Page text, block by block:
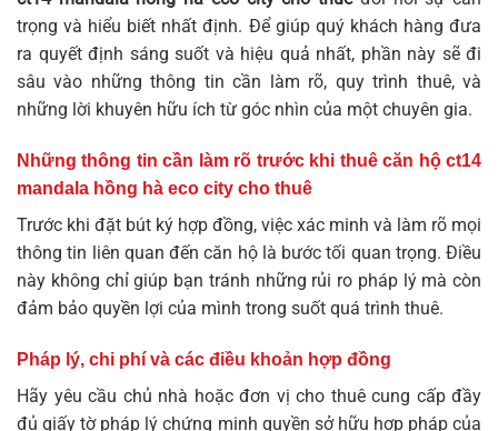
trọng và hiểu biết nhất định. Để giúp quý khách hàng đưa
ra quyết định sáng suốt và hiệu quả nhất, phần này sẽ đi
sâu vào những thông tin cần làm rõ, quy trình thuê, và
những lời khuyên hữu ích từ góc nhìn của một chuyên gia.
Những thông tin cần làm rõ trước khi thuêcăn hộ ct14
mandala hồng hà eco city cho thuê
Trước khi đặt bút ký hợp đồng, việc xác minh và làm rõ mọi
thông tin liên quan đến căn hộ là bước tối quan trọng. Điều
này không chỉ giúp bạn tránh những rủi ro pháp lý mà còn
đảm bảo quyền lợi của mình trong suốt quá trình thuê.
Pháp lý, chi phí và các điều khoản hợp đồng
Hãy yêu cầu chủ nhà hoặc đơn vị cho thuê cung cấp đầy
đủ giấy tờ pháp lý chứng minh quyền sở hữu hợp pháp của